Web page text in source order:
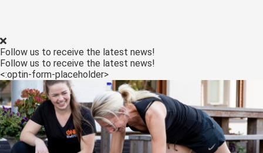
Follow us to receive the latest news!
Follow us to receive the latest news!
<:optin-form-placeholder>